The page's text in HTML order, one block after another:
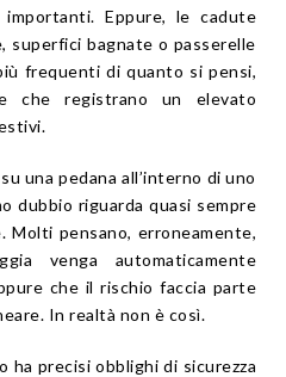
Eppure, le cadute
superfici bagnate o passerelle
frequenti di quanto si pensi,
che registrano un elevato
una pedana all’interno di uno
dubbio riguarda quasi sempre
Molti pensano, erroneamente,
venga automaticamente
che il rischio faccia parte
In realtà non è così.
precisi obblighi di sicurezza